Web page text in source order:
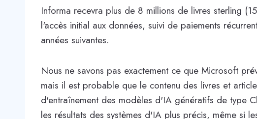
Informa recevra plus de 8 millions de livres sterling
l'accès initial aux données, suivi de paiements
années suivantes.
Nous ne savons pas exactement ce que Microsoft
mais il est probable que le contenu des livres et
d'entraînement des modèles d'IA génératifs de type
les résultats des systèmes d'IA plus précis, même si